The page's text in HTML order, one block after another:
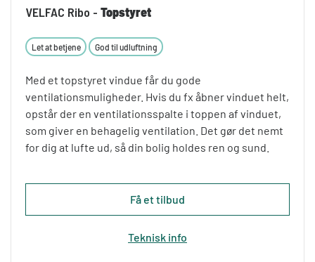
VELFAC Ribo - Topstyret
Let at betjene God til udluftning
Med et topstyret vindue får du gode
ventilationsmuligheder. Hvis du fx åbner vinduet helt,
opstår der en ventilationsspalte i toppen af vinduet,
som giver en behagelig ventilation. Det gør det nemt
for dig at lufte ud, så din bolig holdes ren og sund.
Få et tilbud
Teknisk info